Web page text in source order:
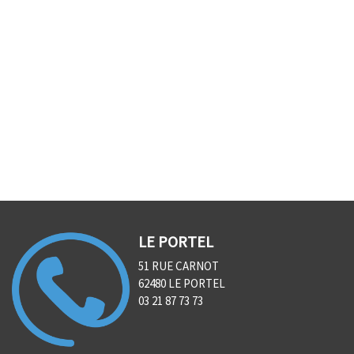
LE PORTEL
51 RUE CARNOT
62480 LE PORTEL
03 21 87 73 73